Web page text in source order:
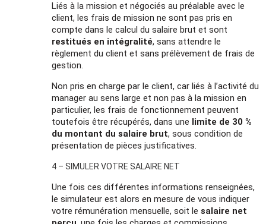
Liés à la mission et négociés au préalable avec le
client, les frais de mission ne sont pas pris en
compte dans le calcul du salaire brut et sont
restitués en intégralité, sans attendre le
règlement du client et sans prélèvement de frais de
gestion.
Non pris en charge par le client, car liés à l’activité du
manager au sens large et non pas à la mission en
particulier, les frais de fonctionnement peuvent
toutefois être récupérés, dans une limite de 30 %
du montant du salaire brut, sous condition de
présentation de pièces justificatives.
4 – SIMULER VOTRE SALAIRE NET
Une fois ces différentes informations renseignées,
le simulateur est alors en mesure de vous indiquer
votre rémunération mensuelle, soit lesalaire net